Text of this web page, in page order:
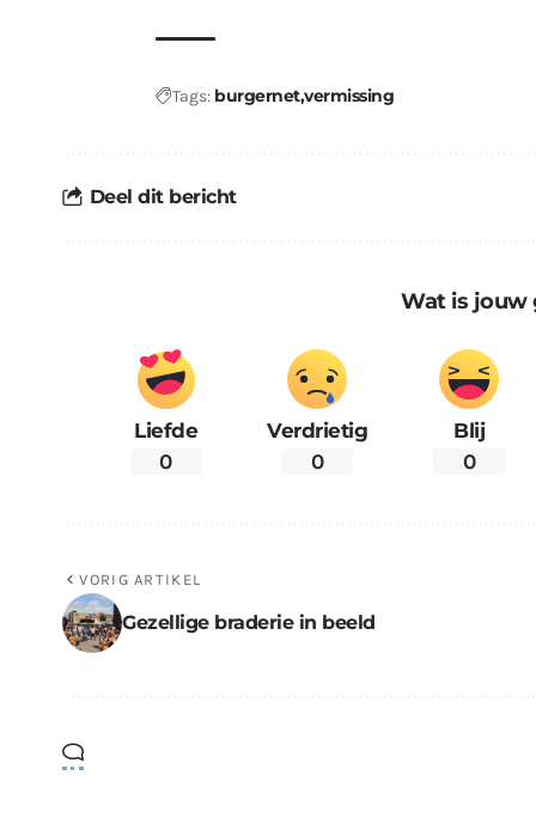
Tags: burgernetvermissing
Deel dit bericht
Wat is jouw
Liefde
0
Verdrietig
0
Blij
0
VORIG ARTIKEL
Gezellige braderie in beeld